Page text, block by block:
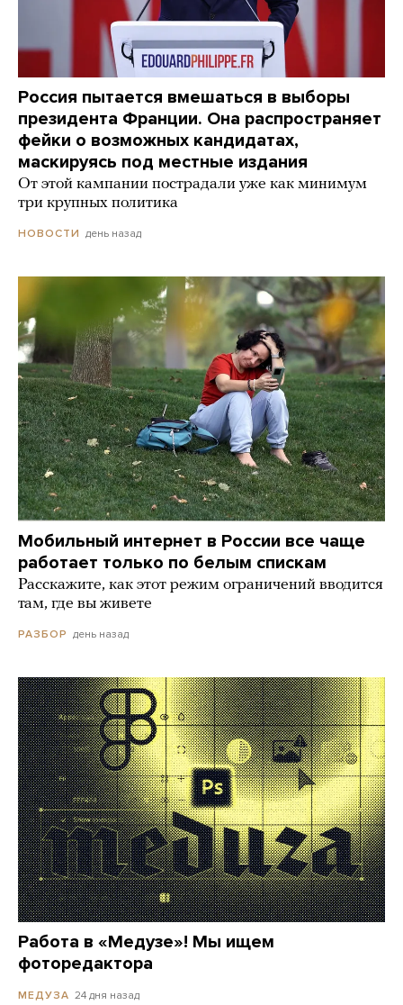
Россия пытается вмешаться в выборы
президента Франции. Она распространяет
фейки о возможных кандидатах,
маскируясь под местные издания
От этой кампании пострадали уже как минимум
три крупных политика
НОВОСТИ день назад
Мобильный интернет в России все чаще
работает только по белым спискам
Расскажите, как этот режим ограничений вводится
там, где вы живете
РАЗБОР день назад
Работа в «Медузе»! Мы ищем
фоторедактора
МЕДУЗА 24 дня назад